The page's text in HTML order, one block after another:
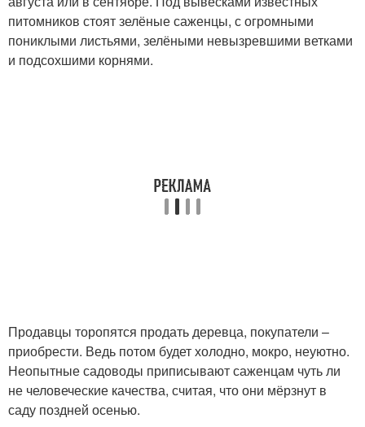
питомников стоят зелёные саженцы, с огромными
пониклыми листьями, зелёными невызревшими ветками
и подсохшими корнями.
Продавцы торопятся продать деревца, покупатели –
приобрести. Ведь потом будет холодно, мокро, неуютно.
Неопытные садоводы приписывают саженцам чуть ли
не человеческие качества, считая, что они мёрзнут в
саду поздней осенью.